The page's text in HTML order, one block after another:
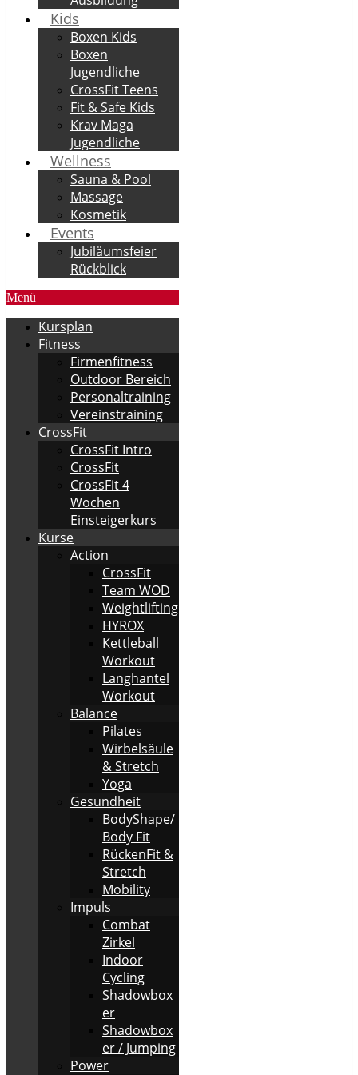
Kids
Boxen Kids
Boxen
Jugendliche
CrossFit Teens
Fit & Safe Kids
Krav Maga
Jugendliche
Wellness
Sauna & Pool
Massage
Kosmetik
Events
Jubiläumsfeier
Rückblick
Menü
Kursplan
Fitness
Firmenfitness
Outdoor Bereich
Personaltraining
Vereinstraining
CrossFit
CrossFit Intro
CrossFit
CrossFit 4
Wochen
Einsteigerkurs
Kurse
Action
CrossFit
Team WOD
Weightlifting
HYROX
Kettleball
Workout
Langhantel
Workout
Balance
Pilates
Wirbelsäule
& Stretch
Yoga
Gesundheit
BodyShape/
Body Fit
RückenFit &
Stretch
Mobility
Impuls
Combat
Zirkel
Indoor
Cycling
Shadowbox
er
Shadowbox
er / Jumping
Power